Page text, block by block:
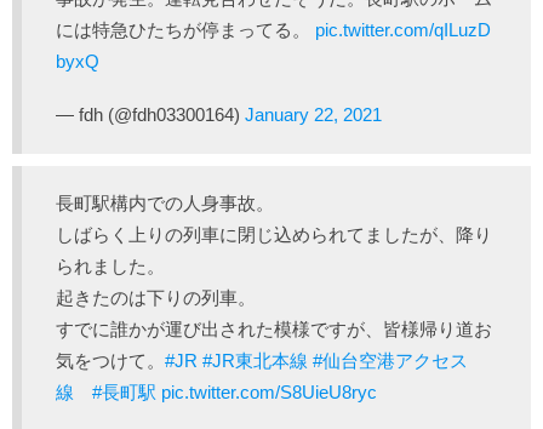
には特急ひたちが停まってる。 pic.twitter.com/qILuzD
byxQ
— fdh (@fdh03300164) January 22, 2021
長町駅構内での人身事故。
しばらく上りの列車に閉じ込められてましたが、降り
られました。
起きたのは下りの列車。
すでに誰かが運び出された模様ですが、皆様帰り道お
気をつけて。 #JR #JR東北本線 #仙台空港アクセス
線
#長町駅 pic.twitter.com/S8UieU8ryc